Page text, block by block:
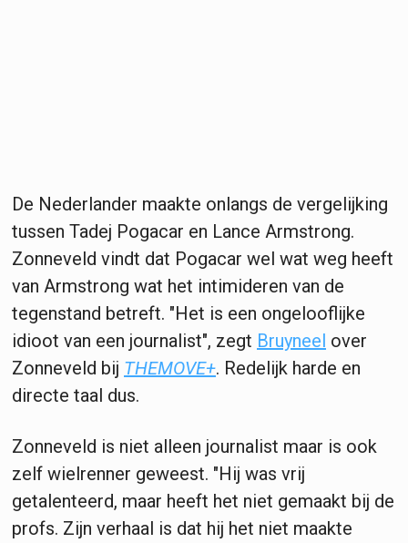
De Nederlander maakte onlangs de vergelijking
tussen Tadej Pogacar en Lance Armstrong.
Zonneveld vindt dat Pogacar wel wat weg heeft
van Armstrong wat het intimideren van de
tegenstand betreft. "Het is een ongelooflijke
idioot van een journalist", zegt Bruyneel over
Zonneveld bij THEMOVE+. Redelijk harde en
directe taal dus.
Zonneveld is niet alleen journalist maar is ook
zelf wielrenner geweest. "Hij was vrij
getalenteerd, maar heeft het niet gemaakt bij de
profs. Zijn verhaal is dat hij het niet maakte